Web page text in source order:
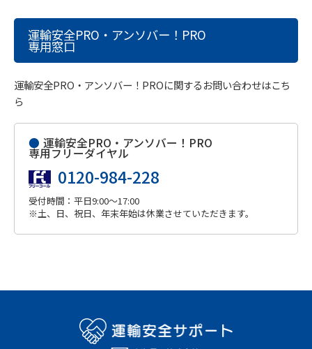
運輸安全PRO・アンソバー！PRO
専用窓口
運輸安全PRO・アンソバー！PROに関するお問い合わせはこち
ら
● 運輸安全PRO・アンソバー！PRO
専用フリーダイヤル
0120-984-228
受付時間：平日9:00～17:00
※土、日、祝日、年末年始は休業させていただきます。